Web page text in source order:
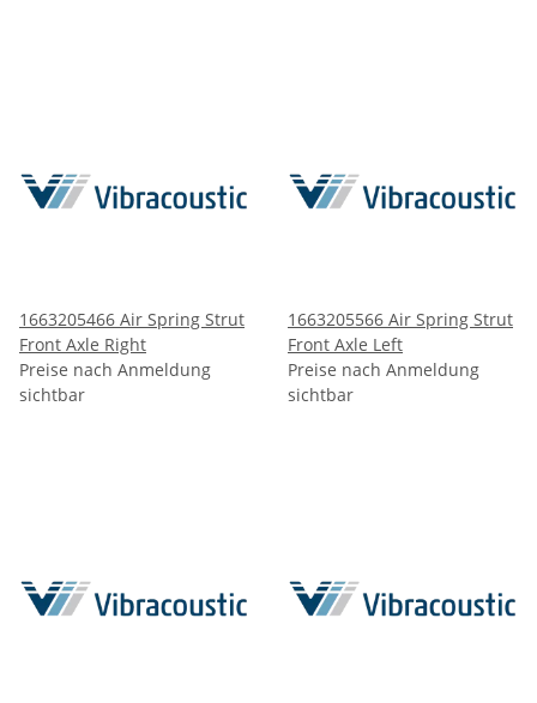
1663205466 Air Spring Strut
Front Axle Right
Preise nach Anmeldung
sichtbar
1663205566 Air Spring Strut
Front Axle Left
Preise nach Anmeldung
sichtbar